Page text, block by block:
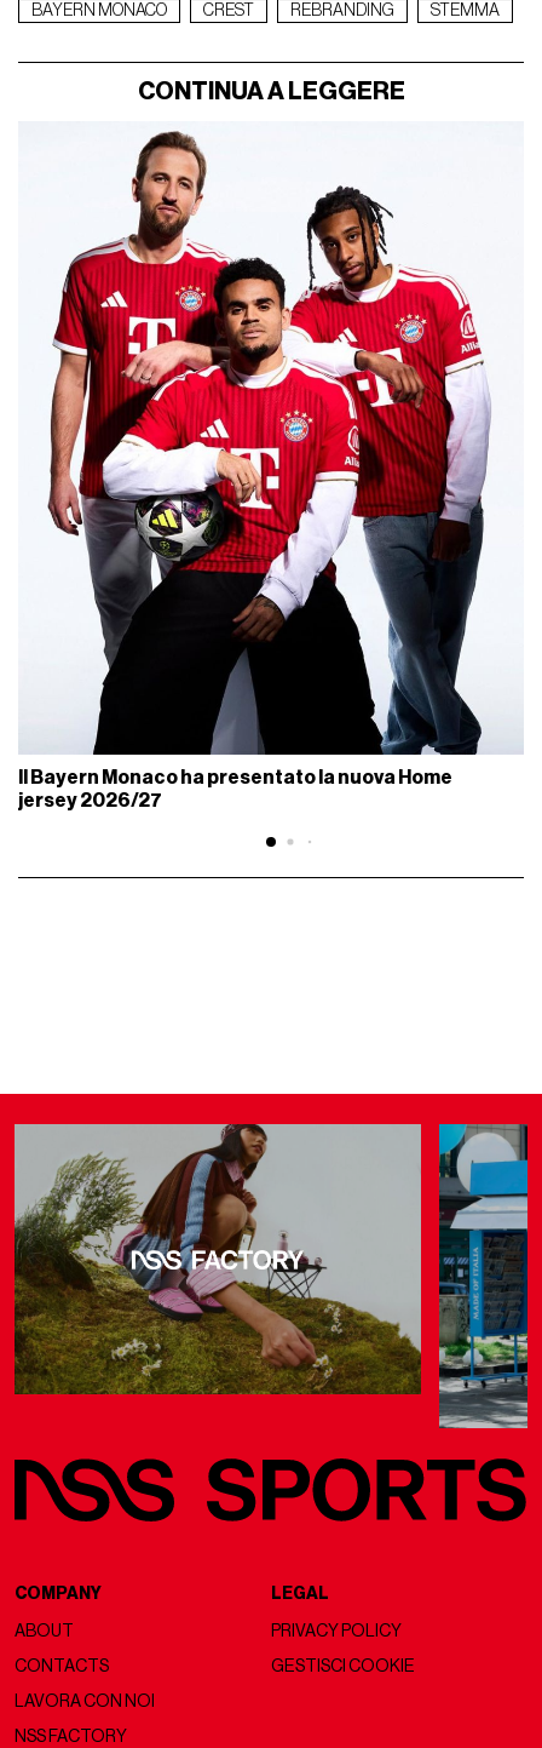
BAYERN MONACO CREST REBRANDING STEMMA
CONTINUA A LEGGERE
Il Bayern Monaco ha presentato la nuova Home
jersey 2026/27
COMPANY
ABOUT
CONTACTS
LAVORA CON NOI
NSS FACTORY
LEGAL
PRIVACY POLICY
GESTISCI COOKIE